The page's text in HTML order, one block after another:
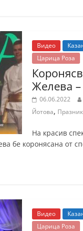
Видео
Царица Роза
Желева
06.06.2022
Йотова,
На красив
бе коронясана от
Видео
Царица Роза